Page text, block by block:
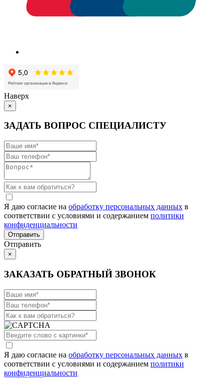
Наверх
×
ЗАДАТЬ ВОПРОС СПЕЦИАЛИСТУ
Я даю согласие на обработку персональных данных в
соответствии с условиями и содержанием политики
конфиденциальности
Отправить
×
ЗАКАЗАТЬ ОБРАТНЫЙ ЗВОНОК
Я даю согласие на обработку персональных данных в
соответствии с условиями и содержанием политики
конфиденциальности